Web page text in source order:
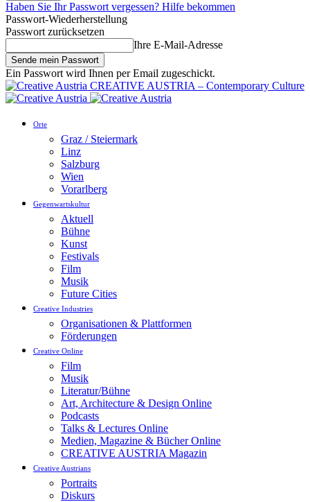
Haben Sie Ihr Passwort vergessen? Hilfe bekommen
Passwort-Wiederherstellung
Passwort zurücksetzen
Ihre E-Mail-Adresse
Ein Passwort wird Ihnen per Email zugeschickt.
CREATIVE AUSTRIA – Contemporary Culture
Orte
Graz / Steiermark
Linz
Salzburg
Wien
Vorarlberg
Gegenwartskultur
Aktuell
Bühne
Kunst
Festivals
Film
Musik
Future Cities
Creative Industries
Organisationen & Plattformen
Förderungen
Creative Online
Film
Musik
Literatur/Bühne
Art, Architecture & Design Online
Podcasts
Talks & Lectures Online
Medien, Magazine & Bücher Online
CREATIVE AUSTRIA Magazin
Creative Austrians
Portraits
Diskurs